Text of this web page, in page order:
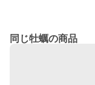
同じ牡蠣の商品